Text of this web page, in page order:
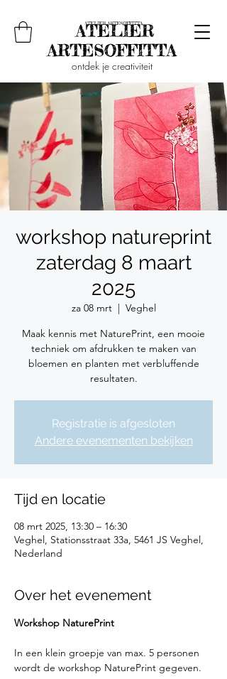
ontdek je creativiteit
workshop natureprint
zaterdag 8 maart
2025
za 08 mrt
  |
Veghel
Maak kennis met NaturePrint, een mooie
techniek om afdrukken te maken van
bloemen en planten met verbluffende
resultaten.
Registratie is afgesloten
Andere evenementen bekijken
Tijd en locatie
08 mrt 2025, 13:30 – 16:30
Veghel, Stationsstraat 33a, 5461 JS Veghel,
Nederland
Over het evenement
Workshop NaturePrint
In een klein groepje van max. 5 personen
wordt de workshop NaturePrint gegeven.